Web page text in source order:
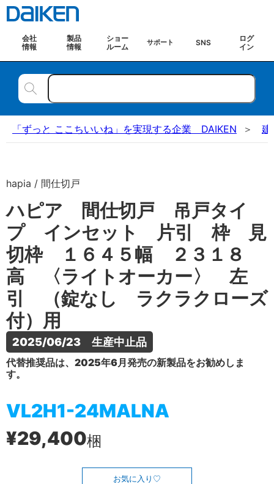
会社
情報
製品
情報
ショー
ルーム
サポート SNS
ログ
イン
「ずっと ここちいいね」を実現する企業 DAIKEN 建
hapia / 間仕切戸
ハピア 間仕切戸 吊戸タイ
プ インセット 片引 枠 見
切枠 １６４５幅 ２３１８
高 〈ライトオーカー〉 左
引 （錠なし ラクラクローズ
付）用
2025/06/23　生産中止品
代替推奨品は、2025年6月発売の新製品をお勧めしま
す。
VL2H1-24MALNA
¥29,400梱
お気に入り